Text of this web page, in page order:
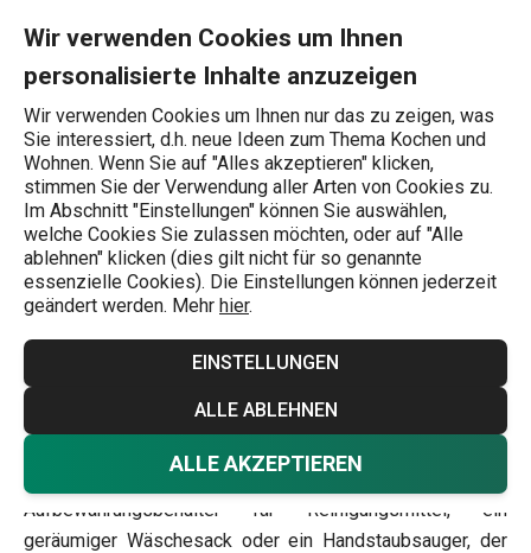
Wir verwenden Cookies um Ihnen
personalisierte Inhalte anzuzeigen
Wir verwenden Cookies um Ihnen nur das zu zeigen, was
Sie interessiert, d.h. neue Ideen zum Thema Kochen und
Wohnen. Wenn Sie auf "Alles akzeptieren" klicken,
stimmen Sie der Verwendung aller Arten von Cookies zu.
Im Abschnitt "Einstellungen" können Sie auswählen,
welche Cookies Sie zulassen möchten, oder auf "Alle
ablehnen" klicken (dies gilt nicht für so genannte
essenzielle Cookies). Die Einstellungen können jederzeit
geändert werden. Mehr hier.
EINSTELLUNGEN
ALLE ABLEHNEN
ALLE AKZEPTIEREN
Wonach suchen Sie?
Shop the look
Aufgeräumt, der
Wohnkomfort
beginnt
Inspirationen und Ideen
Für eine clevere Haushaltsreinigung sind nur ein paar
einfache Helfer nötig. Ein hochwertiger Bodenwischer, ein
Aufbewahrungsbehälter für Reinigungsmittel, ein
geräumiger Wäschesack oder ein Handstaubsauger, der